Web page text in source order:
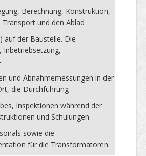
Berechnung, Konstruktion,
und den Ablad
auf der Baustelle. Die
Inbetriebsetzung,
und Abnahmemessungen in der
die Durchführung
Inspektionen während der
und Schulungen
sowie die
für die Transformatoren.